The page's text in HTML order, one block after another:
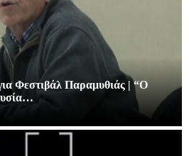
Φεστιβάλ Παραμυθιάς | “Ο